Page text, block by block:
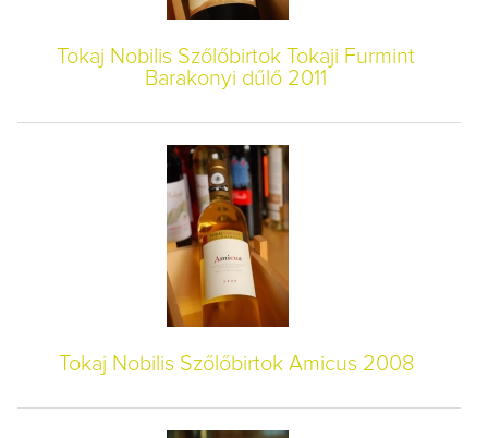
Tokaj Nobilis Szőlőbirtok Tokaji Furmint
Barakonyi dűlő 2011
Tokaj Nobilis Szőlőbirtok Amicus 2008